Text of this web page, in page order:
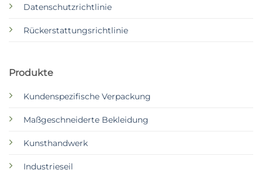
Datenschutzrichtlinie
Rückerstattungsrichtlinie
Produkte
Kundenspezifische Verpackung
Maßgeschneiderte Bekleidung
Kunsthandwerk
Industrieseil